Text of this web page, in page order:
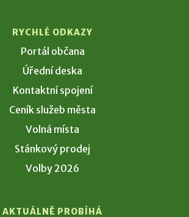
RYCHLÉ ODKAZY
Portál občana
Úřední deska
Kontaktní spojení
Ceník služeb města
Volná místa
Stánkový prodej
Volby 2026
AKTUÁLNĚ PROBÍHÁ